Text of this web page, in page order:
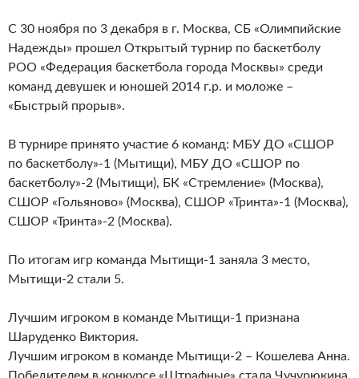
С 30 ноября по 3 декабря в г. Москва, СБ «Олимпийские
Надежды» прошел Открытый турнир по баскетболу
РОО «Федерация баскетбола города Москвы» среди
команд девушек и юношей 2014 г.р. и моложе –
«Быстрый прорыв».
В турнире принято участие 6 команд: МБУ ДО «СШОР
по баскетболу»-1 (Мытищи), МБУ ДО «СШОР по
баскетболу»-2 (Мытищи), БК «Стремление» (Москва),
СШОР «Гольяново» (Москва), СШОР «Тринта»-1 (Москва),
СШОР «Тринта»-2 (Москва).
По итогам игр команда Мытищи-1 заняла 3 место,
Мытищи-2 стали 5.
Лучшим игроком в команде Мытищи-1 признана
Шаруденко Виктория.
Лучшим игроком в команде Мытищи-2 – Кошелева Анна.